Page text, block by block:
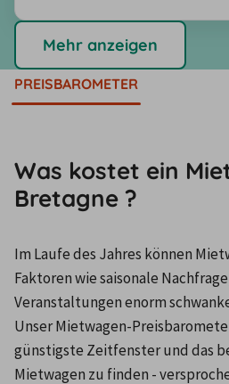
Mehr anzeigen
PREISBAROMETER
Was kostet ein
Bretagne ?
Im Laufe des Jahres können
Faktoren wie saisonale
Veranstaltungen enorm
Unser Mietwagen-
günstigste Zeitfenster und das
Mietwagen zu finden -